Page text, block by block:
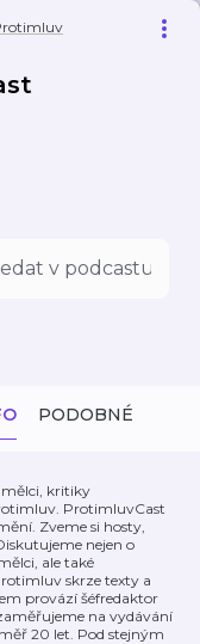
PODOBNÉ
kritiky
ProtimluvCast
Zveme si hosty,
nejen o
ale také
skrze texty a
provází šéfredaktor
na vydávání
20 let. Pod stejným